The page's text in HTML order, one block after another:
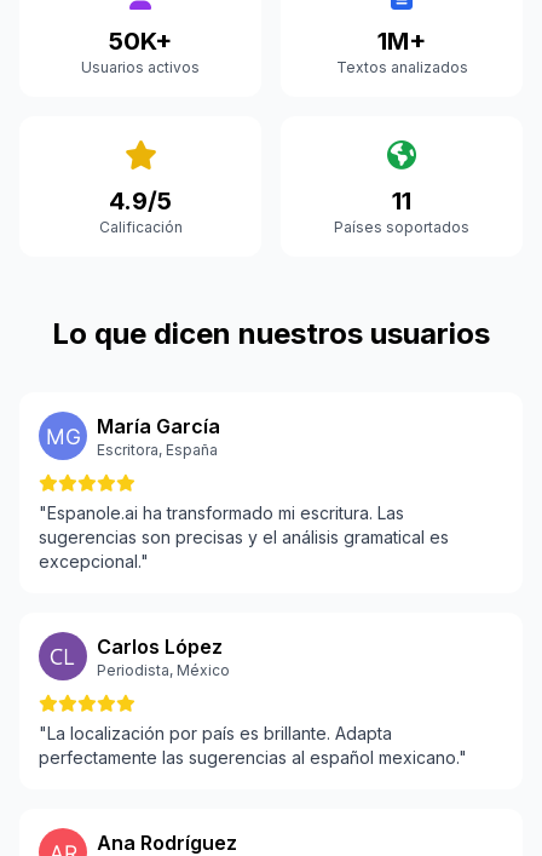
50K+
Usuarios activos
1M+
Textos analizados
4.9/5
Calificación
11
Países soportados
Lo que dicen nuestros usuarios
María García
Escritora, España
"Espanole.ai ha transformado mi escritura. Las
sugerencias son precisas y el análisis gramatical es
excepcional."
Carlos López
Periodista, México
"La localización por país es brillante. Adapta
perfectamente las sugerencias al español mexicano."
Ana Rodríguez